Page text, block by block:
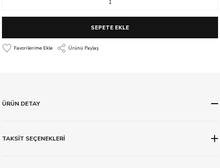
SEPETE EKLE
Ürünü Paylaş
ÜRÜN DETAY
TAKSİT SEÇENEKLERİ